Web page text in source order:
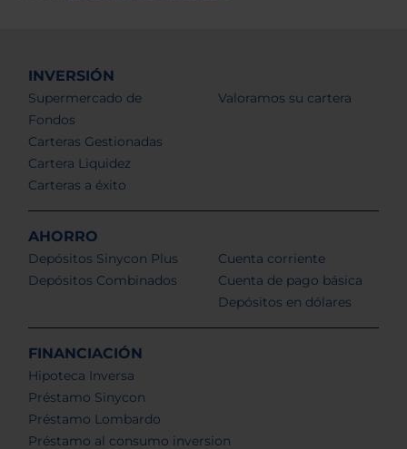
INVERSIÓN
Supermercado de
Fondos
Carteras Gestionadas
Cartera Liquidez
Carteras a éxito
Valoramos su cartera
AHORRO
Depósitos Sinycon Plus
Depósitos Combinados
Cuenta corriente
Cuenta de pago básica
Depósitos en dólares
FINANCIACIÓN
Hipoteca Inversa
Préstamo Sinycon
Préstamo Lombardo
Préstamo al consumo inversion